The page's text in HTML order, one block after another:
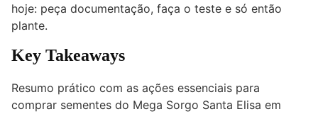
hoje: peça documentação, faça o teste e só então
plante.
Key Takeaways
Resumo prático com as ações essenciais para
comprar sementes do Mega Sorgo Santa Elisa em